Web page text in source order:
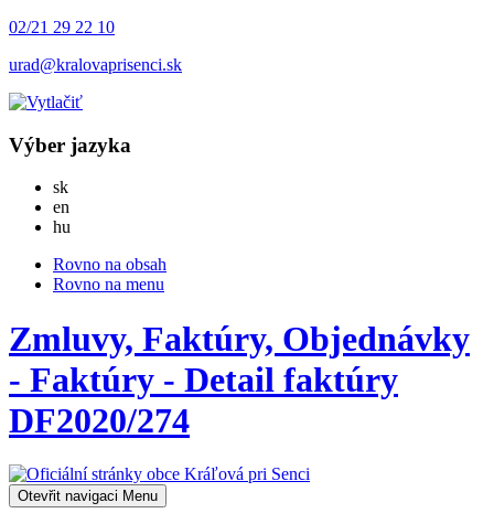
02/21 29 22 10
urad@kralovaprisenci.sk
Výber jazyka
skSlovensky
en
hu
Rovno na obsah
Rovno na menu
Zmluvy, Faktúry, Objednávky
- Faktúry - Detail faktúry
DF2020/274
Otevřit navigaci Menu